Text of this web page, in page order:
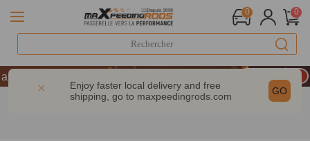
0 0
LIVRAISON GRATUITE À DOMICILE - FR
: -9% | CODE : MXR20TH
dès 200 € – CODE : WELCOME
Enjoy faster local delivery and free
shipping, go to maxpeedingrods.com GO